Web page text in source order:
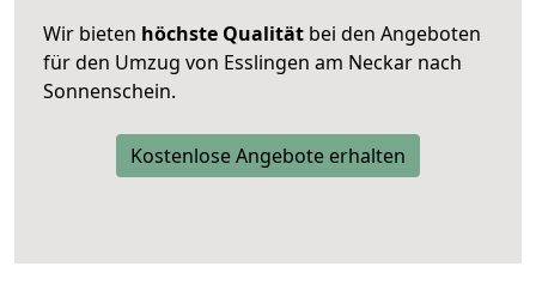
Wir bieten höchste Qualität bei den Angeboten
für den Umzug von Esslingen am Neckar nach
Sonnenschein.
Kostenlose Angebote erhalten